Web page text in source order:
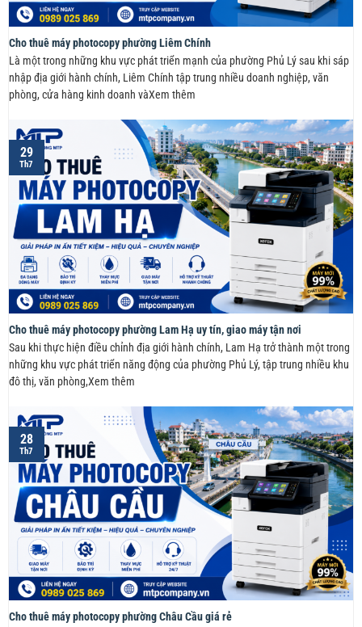
Cho thuê máy photocopy phường Liêm Chính
Là một trong những khu vực phát triển mạnh của phường Phủ Lý sau khi sáp
nhập địa giới hành chính, Liêm Chính tập trung nhiều doanh nghiệp, văn
phòng, cửa hàng kinh doanh vàXem thêm
Cho thuê máy photocopy phường Lam Hạ uy tín, giao máy tận nơi
Sau khi thực hiện điều chỉnh địa giới hành chính, Lam Hạ trở thành một trong
những khu vực phát triển năng động của phường Phủ Lý, tập trung nhiều khu
đô thị, văn phòng,Xem thêm
29
Th7
Cho thuê máy photocopy phường Châu Cầu giá rẻ
28
Th7